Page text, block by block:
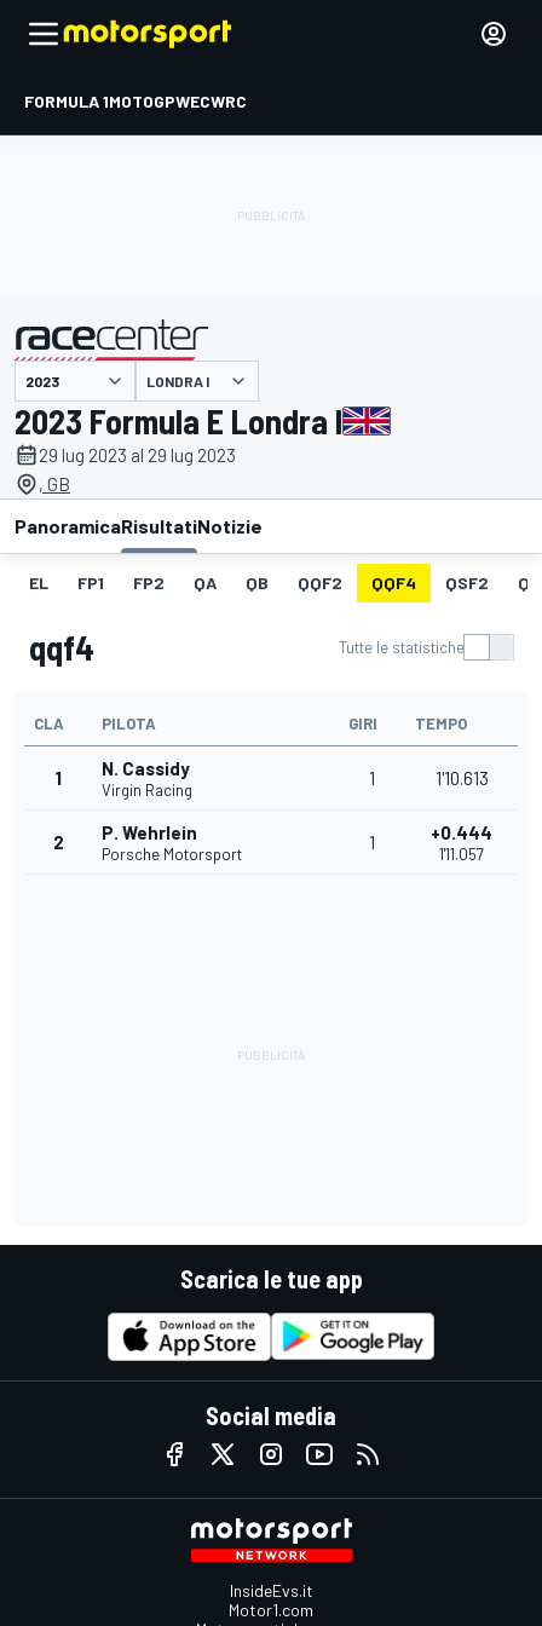
FORMULA 1MOTOGPWECWRC
presentato da LONDRA I
2023 Formula E Londra I
29 lug 2023 al 29 lug 2023
, GB
PanoramicaRisultatiNotizie
EL FP1 FP2 QA QB QQF2 QQF4 QSF2 QF
qqf4 Tutte le statistiche
CLA PILOTA GIRI TEMPO
1 N. Cassidy
Virgin Racing
1 1'10.613
2 P. Wehrlein
Porsche Motorsport
1 +0.444
1'11.057
Scarica le tue app
Social media
InsideEvs.it
Motor1.com